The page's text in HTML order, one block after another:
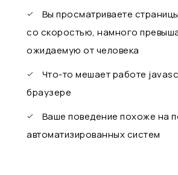
Вы просматриваете
со скоростью, намного
ожидаемую от человека
Что-то мешает работе
браузере
Ваше поведение похоже на
автоматизированных систем